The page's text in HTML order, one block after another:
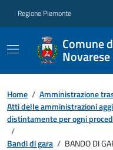
Regione Piemonte
Comune
Novarese
Home / Amministrazione
Atti delle amministrazioni
distintamente per ogni
/
Bandi di gara / BANDO DI